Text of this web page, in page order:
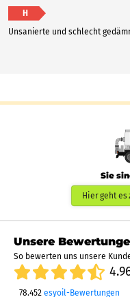
H
Unsanierte und schlecht
Sie
Hier geht es
Unsere
So bewerten uns unsere
78.452 esyoil-Bewertungen